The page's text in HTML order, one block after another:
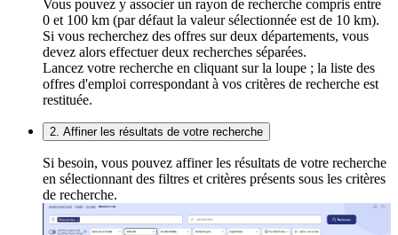
Vous pouvez y associer un rayon de recherche compris entre
0 et 100 km (par défaut la valeur sélectionnée est de 10 km).
Si vous recherchez des offres sur deux départements, vous
devez alors effectuer deux recherches séparées.
Lancez votre recherche en cliquant sur la loupe ; la liste des
offres d'emploi correspondant à vos critères de recherche est
restituée.
2. Affiner les résultats de votre recherche
Si besoin, vous pouvez affiner les résultats de votre recherche
en sélectionnant des filtres et critères présents sous les critères
de recherche.